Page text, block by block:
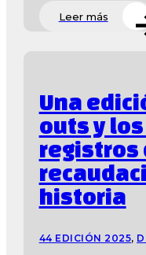
Leer más
Una
outs y
registros
historia
44 EDICIÓN 2025,